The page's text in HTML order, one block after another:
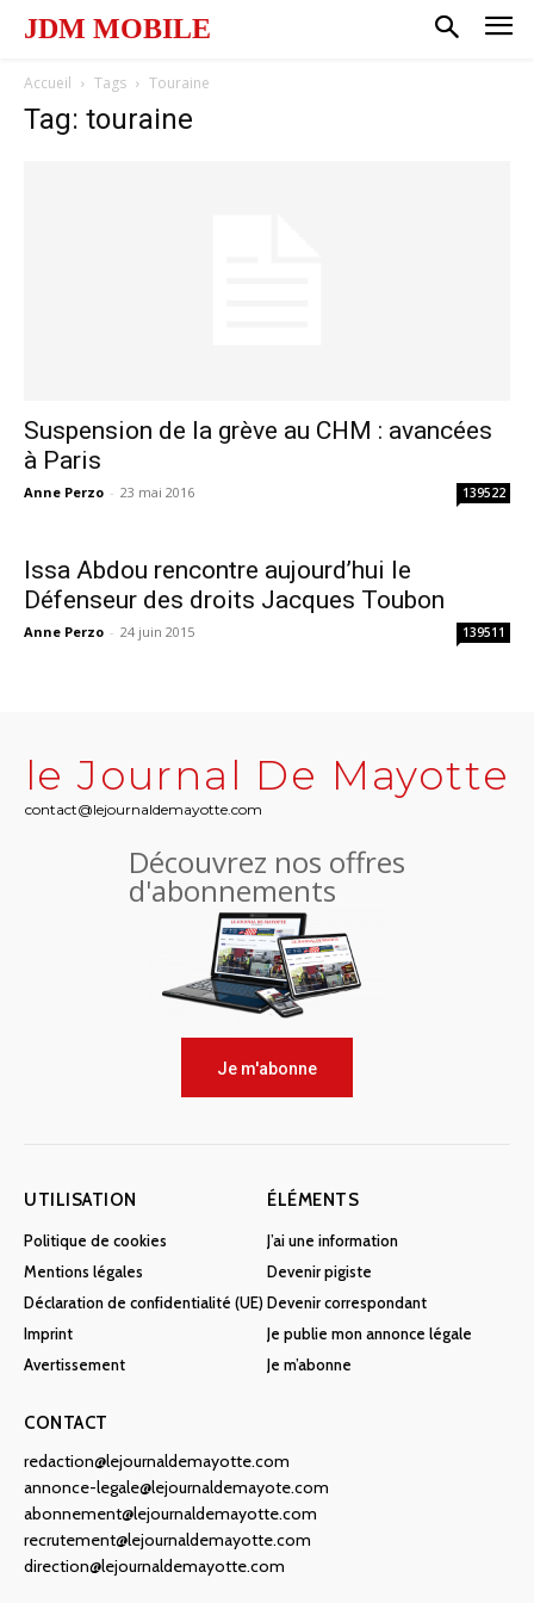
JDM MOBILE
Accueil Tags Touraine
Tag: touraine
Suspension de la grève au CHM : avancées
à Paris
Anne Perzo - 23 mai 2016 139522
Issa Abdou rencontre aujourd’hui le
Défenseur des droits Jacques Toubon
Anne Perzo - 24 juin 2015 139511
le Journal De Mayotte
contact@lejournaldemayotte.com
Découvrez nos offres
d'abonnements
Je m'abonne
UTILISATION
Politique de cookies
Mentions légales
Déclaration de confidentialité (UE)
Imprint
Avertissement
ÉLÉMENTS
J’ai une information
Devenir pigiste
Devenir correspondant
Je publie mon annonce légale
Je m’abonne
CONTACT
redaction@lejournaldemayotte.com
annonce-legale@lejournaldemayote.com
abonnement@lejournaldemayotte.com
recrutement@lejournaldemayotte.com
direction@lejournaldemayotte.com